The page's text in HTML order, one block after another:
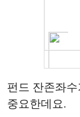
펀드 잔존좌
중요한데요.